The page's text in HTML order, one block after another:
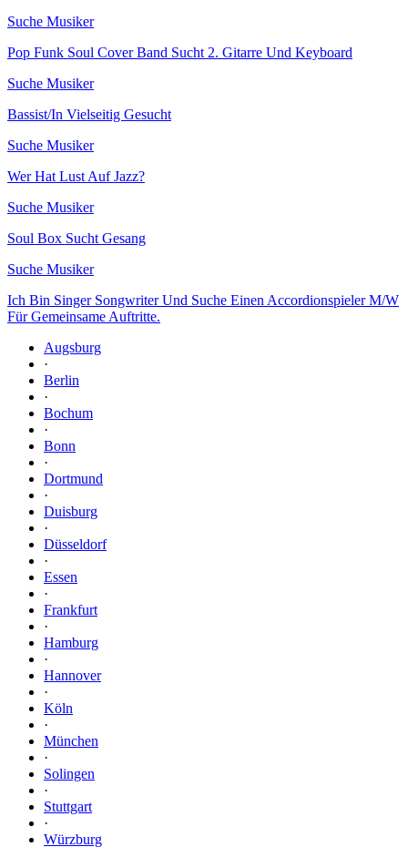
Suche Musiker
Pop Funk Soul Cover Band Sucht 2. Gitarre Und Keyboard
Suche Musiker
Bassist/In Vielseitig Gesucht
Suche Musiker
Wer Hat Lust Auf Jazz?
Suche Musiker
Soul Box Sucht Gesang
Suche Musiker
Ich Bin Singer Songwriter Und Suche Einen Accordionspieler M/W
Für Gemeinsame Auftritte.
Augsburg
·
Berlin
·
Bochum
·
Bonn
·
Dortmund
·
Duisburg
·
Düsseldorf
·
Essen
·
Frankfurt
·
Hamburg
·
Hannover
·
Köln
·
München
·
Solingen
·
Stuttgart
·
Würzburg